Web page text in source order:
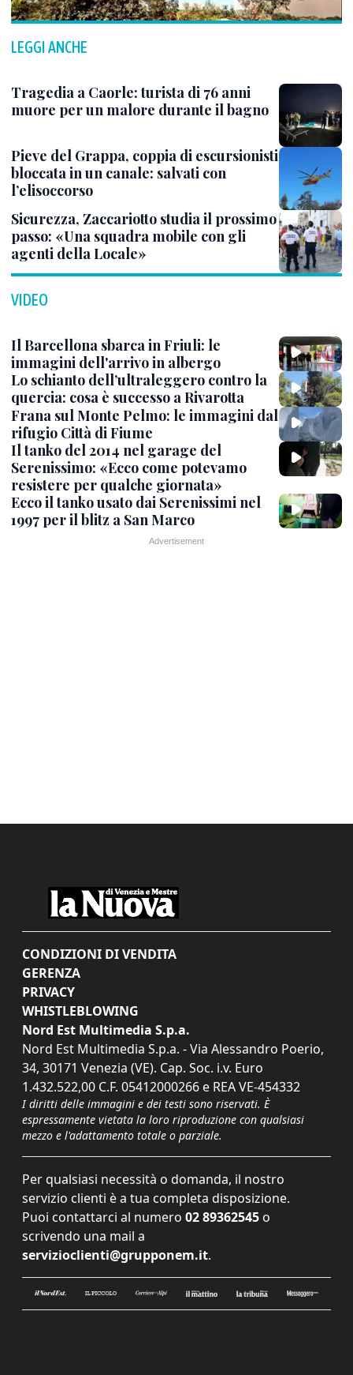
LEGGI ANCHE
Tragedia a Caorle: turista di 76 anni
muore per un malore durante il bagno
Pieve del Grappa, coppia di escursionisti
bloccata in un canale: salvati con
l’elisoccorso
Sicurezza, Zaccariotto studia il prossimo
passo: «Una squadra mobile con gli
agenti della Locale»
VIDEO
Il Barcellona sbarca in Friuli: le
immagini dell'arrivo in albergo
Lo schianto dell’ultraleggero contro la
quercia: cosa è successo a Rivarotta
Frana sul Monte Pelmo: le immagini dal
rifugio Città di Fiume
Il tanko del 2014 nel garage del
Serenissimo: «Ecco come potevamo
resistere per qualche giornata»
Ecco il tanko usato dai Serenissimi nel
1997 per il blitz a San Marco
CONDIZIONI DI VENDITA
GERENZA
PRIVACY
WHISTLEBLOWING
Nord Est Multimedia S.p.a.
Nord Est Multimedia S.p.a. - Via Alessandro Poerio,
34, 30171 Venezia (VE). Cap. Soc. i.v. Euro
1.432.522,00 C.F. 05412000266 e REA VE-454332
I diritti delle immagini e dei testi sono riservati. È
espressamente vietata la loro riproduzione con qualsiasi
mezzo e l'adattamento totale o parziale.
Per qualsiasi necessità o domanda, il nostro
servizio clienti è a tua completa disposizione.
Puoi contattarci al numero 02 89362545 o
scrivendo una mail a
servizioclienti@grupponem.it.